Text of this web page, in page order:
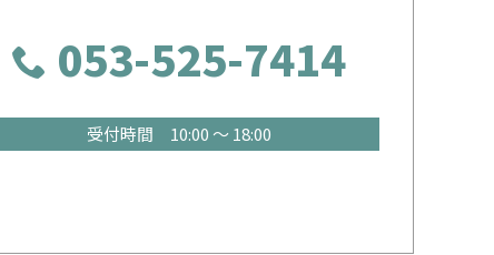
053-525-7414
受付時間 10:00 ～ 18:00